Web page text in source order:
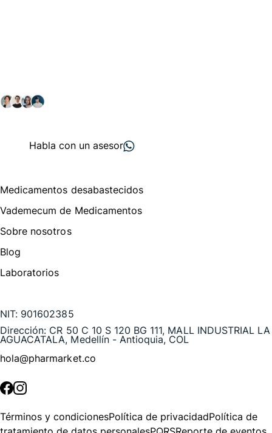
Habla con un asesor
Medicamentos desabastecidos
Vademecum de Medicamentos
Sobre nosotros
Blog
Laboratorios
NIT: 901602385
Dirección: CR 50 C 10 S 120 BG 111, MALL INDUSTRIAL LA
AGUACATALA, Medellín - Antioquia, COL
hola@pharmarket.co
Términos y condicionesPolítica de privacidadPolítica de